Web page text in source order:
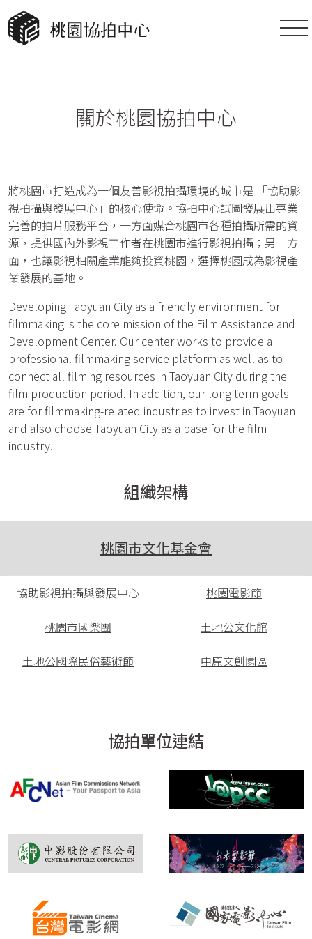
關於桃園協拍中心
將桃園市打造成為一個友善影視拍攝環境的城市是 「協助影
視拍攝與發展中心」的核心使命。協拍中心試圖發展出專業
完善的拍片服務平台，一方面媒合桃園市各種拍攝所需的資
源，提供國內外影視工作者在桃園市進行影視拍攝；另一方
面，也讓影視相關產業能夠投資桃園，選擇桃園成為影視產
業發展的基地。
Developing Taoyuan City as a friendly environment for
filmmaking is the core mission of the Film Assistance and
Development Center. Our center works to provide a
professional filmmaking service platform as well as to
connect all filming resources in Taoyuan City during the
film production period. In addition, our long-term goals
are for filmmaking-related industries to invest in Taoyuan
and also choose Taoyuan City as a base for the film
industry.
組織架構
桃園市文化基金會
協助影視拍攝與發展中心 桃園電影節
桃園市國樂團 土地公文化館
土地公國際民俗藝術節 中原文創園區
協拍單位連結